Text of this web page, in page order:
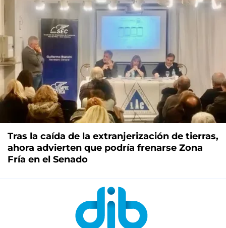
Tras la caída de la extranjerización de tierras,
ahora advierten que podría frenarse Zona
Fría en el Senado